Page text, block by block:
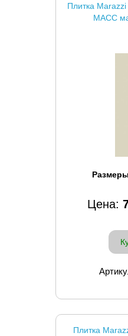
Плитка
MACC
Цена:
Плитка